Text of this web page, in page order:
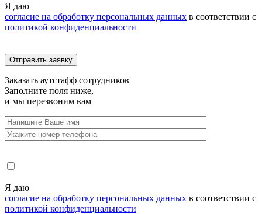
Я даю
согласие на обработку персональных данных в соответствии с
политикой конфиденциальности
Заказать аутстафф сотрудников
Заполните поля ниже,
и мы перезвоним вам
Я даю
согласие на обработку персональных данных в соответствии с
политикой конфиденциальности